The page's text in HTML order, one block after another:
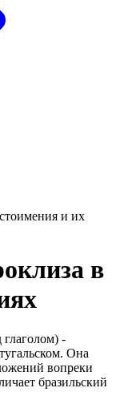
и их
в
-
Она
вопреки
бразильский